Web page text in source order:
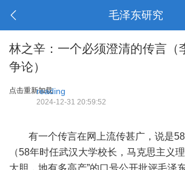
毛泽东研究
林之辛：一个必须澄清的传言（
争论）
点击重新加载
reading
2024-12-31 20:59:52
有一个传言在网上流传甚广，说是58
（58年时任武汉大学校长，马克思主义
大胆，地有多高产”的口号公开批评毛泽